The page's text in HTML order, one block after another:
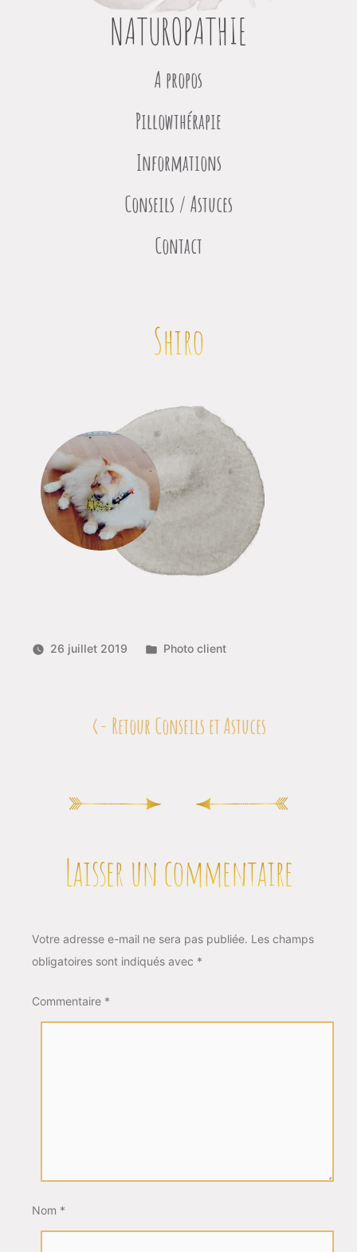
NATUROPATHIE
A propos
Pillowthérapie
Informations
Conseils / Astuces
Contact
Shiro
26 juillet 2019
Publié
Photo client
Retour Conseils et Astuces
Laisser un commentaire
Votre adresse e-mail ne sera pas publiée. Les champs
obligatoires sont indiqués avec *
Commentaire *
Nom *